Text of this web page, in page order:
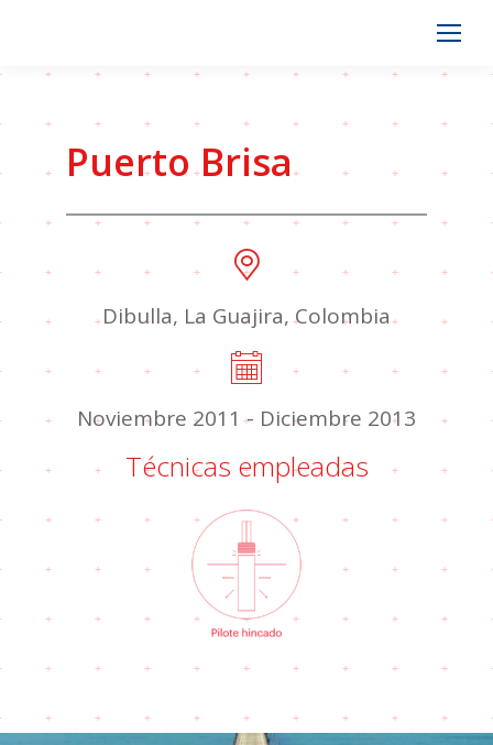
Puerto Brisa
Dibulla, La Guajira, Colombia
Noviembre 2011 - Diciembre 2013
Técnicas empleadas